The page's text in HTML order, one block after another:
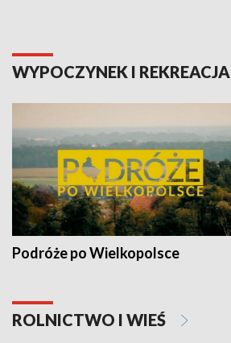
WYPOCZYNEK I REKREACJA
Podróże po Wielkopolsce
ROLNICTWO I WIEŚ